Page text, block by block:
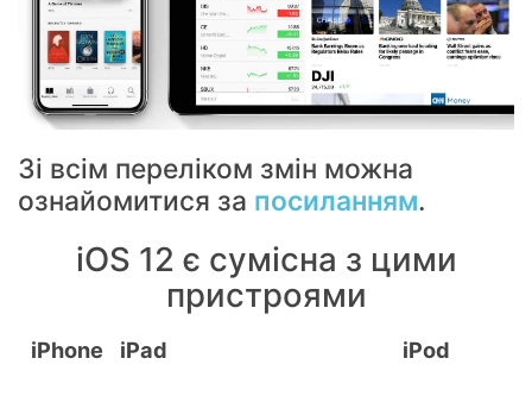
Зі всім переліком змін можна
ознайомитися за посиланням.
iOS 12 є сумісна з цими
пристроями
iPhone iPad iPod